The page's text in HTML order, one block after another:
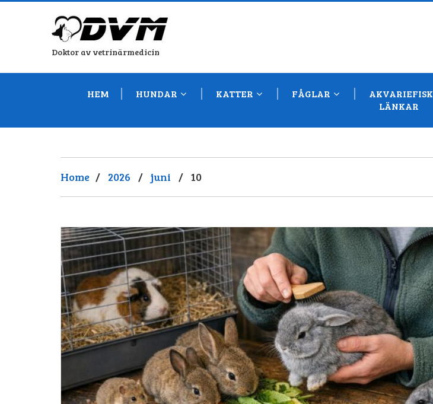
Doktor av vetrinärmedicin
HEM HUNDAR KATTER FÅGLAR AKVARIEFISK
LÄNKAR
Home / 2026 / juni / 10